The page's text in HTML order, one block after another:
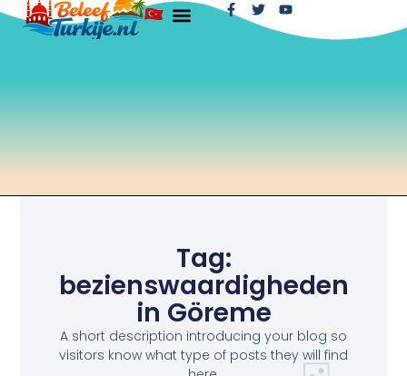
Tag:
bezienswaardigheden
in Göreme
A short description introducing your blog so
visitors know what type of posts they will find